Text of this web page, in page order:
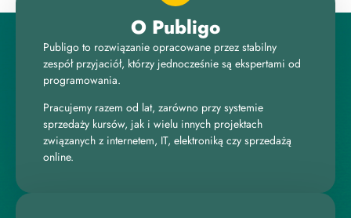
O Publigo
Publigo to rozwiązanie opracowane przez stabilny
zespół przyjaciół, którzy jednocześnie są ekspertami od
programowania.
Pracujemy razem od lat, zarówno przy systemie
sprzedaży kursów, jak i wielu innych projektach
związanych z internetem, IT, elektroniką czy sprzedażą
online.